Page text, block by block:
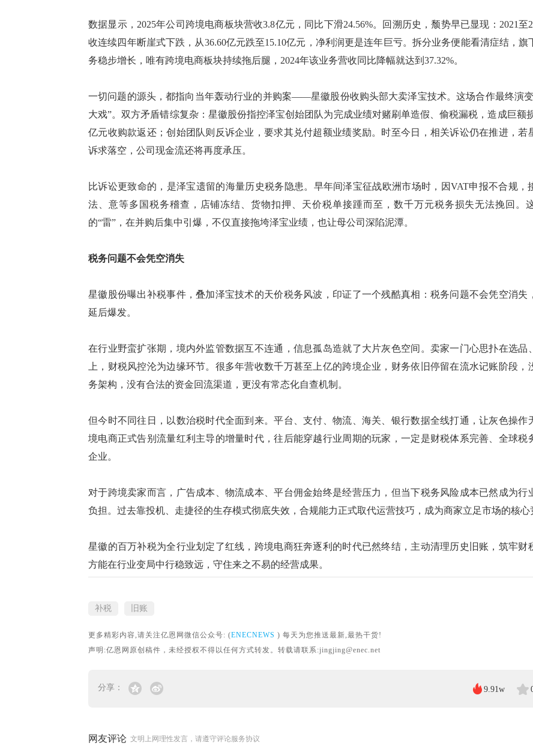
数据显示， 2025年公司跨境电商板块营收3.8亿元，同比下滑24.56%。回溯历史，颓势早已显现：2021至
收连续四年断崖式下跌，从36.60亿元跌至15.10亿元，净利润更是连年巨亏。拆分业务便能看清症结，旗
务稳步增长，唯有跨境电商板块持续拖后腿，2024年该业务营收同比降幅就达到37.32%。
一切问题的源头，都指向当年轰动行业的并购案——星徽股份收购头部大卖泽宝技术。这场合作最终演
大戏”。双方矛盾错综复杂：星徽股份指控泽宝创始团队为完成业绩对赌刷单造假、偷税漏税，造成巨额
亿元收购款返还；创始团队则反诉企业，要求其兑付超额业绩奖励。时至今日，相关诉讼仍在推进，若
诉求落空，公司现金流还将再度承压。
比诉讼更致命的，是泽宝遗留的海量历史税务隐患。早年间泽宝征战欧洲市场时，因VAT申报不合规，
法、意等多国税务稽查，店铺冻结、货物扣押、天价税单接踵而至，数千万元税务损失无法挽回。
的“雷”，在并购后集中引爆，不仅直接拖垮泽宝业绩，也让母公司深陷泥潭。
税务问题不会凭空消失
星徽股份曝出补税事件，叠加泽宝技术的天价税务风波，印证了一个残酷真相：税务问题不会凭空消失
延后爆发。
在行业野蛮扩张期，境内外监管数据互不连通，信息孤岛造就了大片灰色空间。卖家一门心思扑在选品
上，财税风控沦为边缘环节。很多年营收数千万甚至上亿的跨境企业，财务依旧停留在流水记账阶段，
务架构，没有合法的资金回流渠道，更没有常态化自查机制。
但今时不同往日，以数治税时代全面到来。平台、支付、物流、海关、银行数据全线打通，让灰色操作
境电商正式告别流量红利主导的增量时代，往后能穿越行业周期的玩家， 一定是财税体系完善、全球税
企业。
对于跨境卖家而言， 广告成本、物流成本、平台佣金始终是经营压力，但当下税务风险成本已然成为行
负担。过去靠投机、走捷径的生存模式彻底失效，合规能力正式取代运营技巧，成为商家立足市场的核心
星徽的百万补税为全行业划定了红线 ， 跨境电商狂奔逐利的时代已然终结，主动清理历史旧账，筑牢财
方能在行业变局中行稳致远，守住来之不易的经营成果。
补税 旧账
更多精彩内容,请关注亿恩网微信公众号: (ENECNEWS ) 每天为您推送最新,最热干货!
声明:亿恩网原创稿件，未经授权不得以任何方式转发。转载请联系:jingjing@enec.net
分享： 9.91w
网友评论 文明上网理性发言，请遵守评论服务协议